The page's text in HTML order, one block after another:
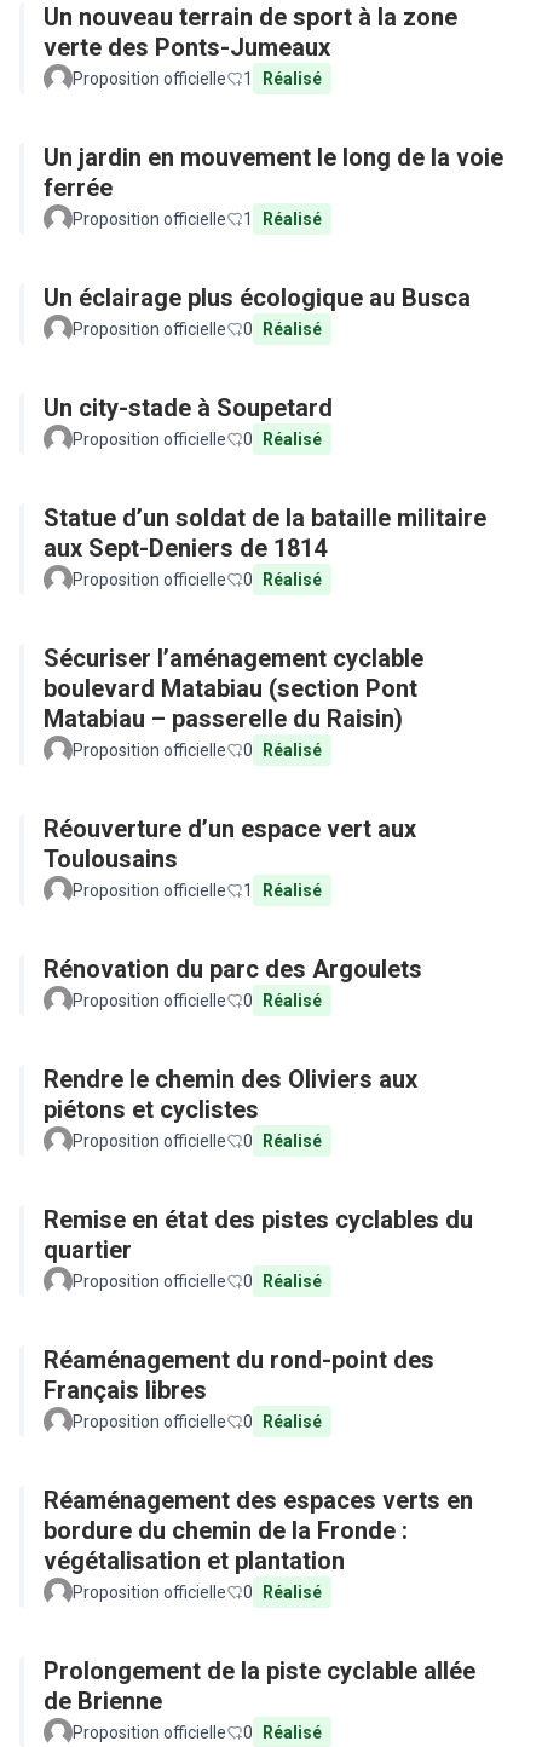
Un nouveau terrain de sport à la zone
verte des Ponts-Jumeaux
Proposition officielle 1 Réalisé
Un jardin en mouvement le long de la voie
ferrée
Proposition officielle 1 Réalisé
Un éclairage plus écologique au Busca
Proposition officielle 0 Réalisé
Un city-stade à Soupetard
Proposition officielle 0 Réalisé
Statue d’un soldat de la bataille militaire
aux Sept-Deniers de 1814
Proposition officielle 0 Réalisé
Sécuriser l’aménagement cyclable
boulevard Matabiau (section Pont
Matabiau – passerelle du Raisin)
Proposition officielle 0 Réalisé
Réouverture d’un espace vert aux
Toulousains
Proposition officielle 1 Réalisé
Rénovation du parc des Argoulets
Proposition officielle 0 Réalisé
Rendre le chemin des Oliviers aux
piétons et cyclistes
Proposition officielle 0 Réalisé
Remise en état des pistes cyclables du
quartier
Proposition officielle 0 Réalisé
Réaménagement du rond-point des
Français libres
Proposition officielle 0 Réalisé
Réaménagement des espaces verts en
bordure du chemin de la Fronde :
végétalisation et plantation
Proposition officielle 0 Réalisé
Prolongement de la piste cyclable allée
de Brienne
Proposition officielle 0 Réalisé